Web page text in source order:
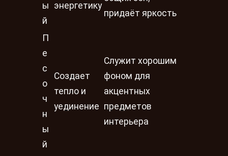
ы
й
энергетику
придаёт яркость
П
е
с
о
ч
н
ы
й
Создает
тепло и
уединение
Служит хорошим
фоном для
акцентных
предметов
интерьера